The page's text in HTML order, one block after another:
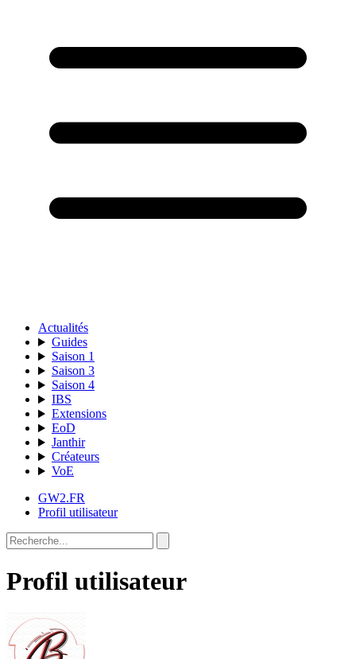
Actualités
Guides
Saison 1
Saison 3
Saison 4
IBS
Extensions
EoD
Janthir
Créateurs
VoE
GW2.FR
Profil utilisateur
Profil utilisateur